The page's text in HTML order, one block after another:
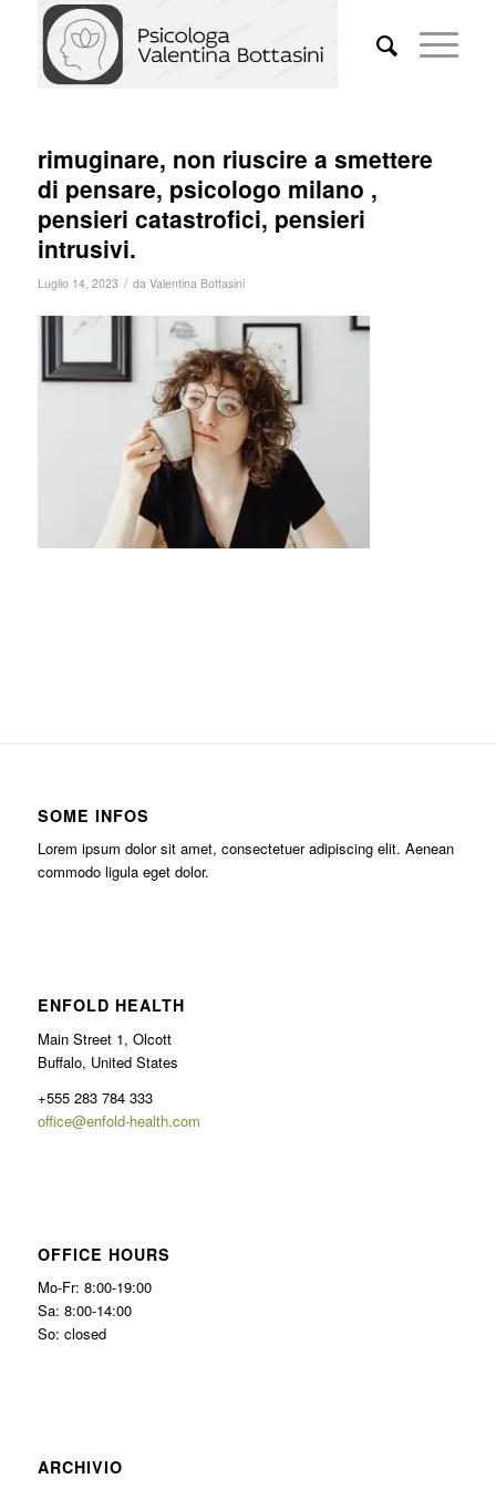
rimuginare, non riuscire a smettere
di pensare, psicologo milano ,
pensieri catastrofici, pensieri
intrusivi.
Luglio 14, 2023 / da Valentina Bottasini
SOME INFOS
Lorem ipsum dolor sit amet, consectetuer adipiscing elit. Aenean
commodo ligula eget dolor.
ENFOLD HEALTH
Main Street 1, Olcott
Buffalo, United States
+555 283 784 333
office@enfold-health.com
OFFICE HOURS
Mo-Fr: 8:00-19:00
Sa: 8:00-14:00
So: closed
ARCHIVIO